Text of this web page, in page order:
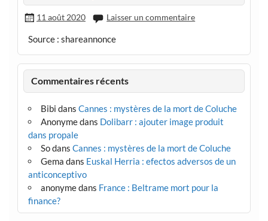
11 août 2020 Laisser un commentaire
Source : shareannonce
Commentaires récents
Bibi dans Cannes : mystères de la mort de Coluche
Anonymedans Dolibarr : ajouter image produit
dans propale
Sodans Cannes : mystères de la mort de Coluche
Gema dans Euskal Herria : efectos adversos de un
anticonceptivo
anonymedans France : Beltrame mort pour la
finance?